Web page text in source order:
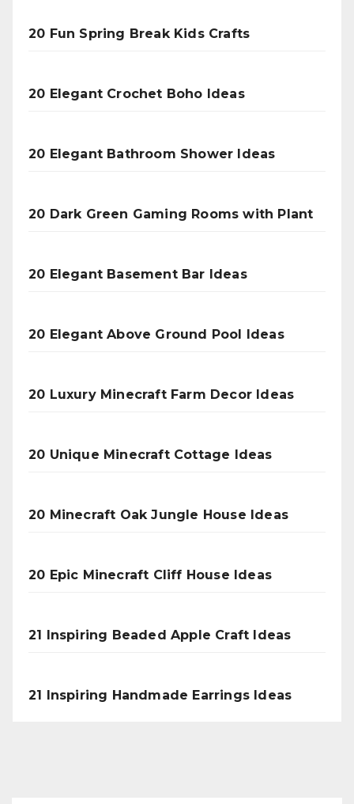
20 Fun Spring Break Kids Crafts
20 Elegant Crochet Boho Ideas
20 Elegant Bathroom Shower Ideas
20 Dark Green Gaming Rooms with Plant
20 Elegant Basement Bar Ideas
20 Elegant Above Ground Pool Ideas
20 Luxury Minecraft Farm Decor Ideas
20 Unique Minecraft Cottage Ideas
20 Minecraft Oak Jungle House Ideas
20 Epic Minecraft Cliff House Ideas
21 Inspiring Beaded Apple Craft Ideas
21 Inspiring Handmade Earrings Ideas